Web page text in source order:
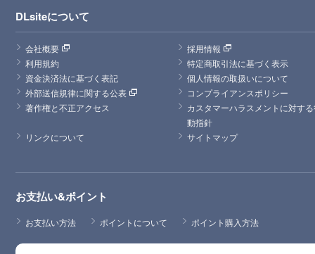
DLsiteについて
会社概要
採用情報
利用規約
特定商取引法に基づく表示
資金決済法に基づく表記
個人情報の取扱いについて
外部送信規律に関する公表
コンプライアンスポリシー
著作権と不正アクセス
カスタマーハラスメントに対す
動指針
リンクについて
サイトマップ
お支払い&ポイント
お支払い方法 ポイントについて ポイント購入方法